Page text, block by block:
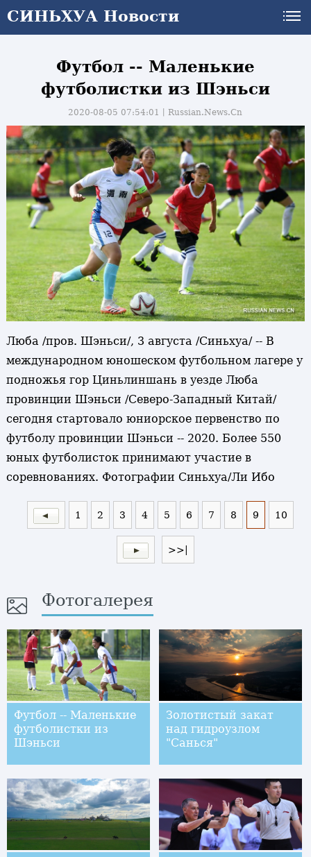
СИНЬХУА Новости
Футбол -- Маленькие
футболистки из Шэньси
2020-08-05 07:54:01丨Russian.News.Cn
Люба /пров. Шэньси/, 3 августа /Синьхуа/ -- В
международном юношеском футбольном лагере у
подножья гор Циньлиншань в уезде Люба
провинции Шэньси /Северо-Западный Китай/
сегодня стартовало юниорское первенство по
футболу провинции Шэньси -- 2020. Более 550
юных футболисток принимают участие в
соревнованиях. Фотографии Синьхуа/Ли Ибо
1 2 3 4 5 6 7 8 9 10
>>|
Фотогалерея
Футбол -- Маленькие
футболистки из
Шэньси
Золотистый закат
над гидроузлом
"Санься"